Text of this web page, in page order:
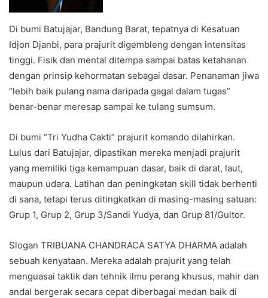
Di bumi Batujajar, Bandung Barat, tepatnya di Kesatuan
Idjon Djanbi, para prajurit digembleng dengan intensitas
tinggi. Fisik dan mental ditempa sampai batas ketahanan
dengan prinsip kehormatan sebagai dasar. Penanaman jiwa
“lebih baik pulang nama daripada gagal dalam tugas”
benar-benar meresap sampai ke tulang sumsum.
Di bumi “Tri Yudha Cakti” prajurit komando dilahirkan.
Lulus dari Batujajar, dipastikan mereka menjadi prajurit
yang memiliki tiga kemampuan dasar, baik di darat, laut,
maupun udara. Latihan dan peningkatan skill tidak berhenti
di sana, tetapi terus ditingkatkan di masing-masing satuan:
Grup 1, Grup 2, Grup 3/Sandi Yudya, dan Grup 81/Gultor.
Slogan TRIBUANA CHANDRACA SATYA DHARMA adalah
sebuah kenyataan. Mereka adalah prajurit yang telah
menguasai taktik dan tehnik ilmu perang khusus, mahir dan
andal bergerak secara cepat diberbagai medan baik di